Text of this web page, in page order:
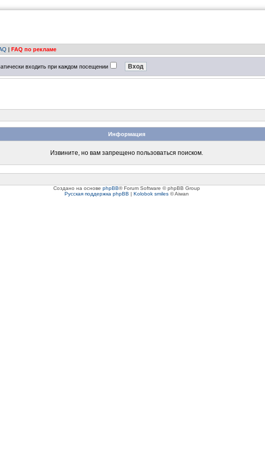
| FAQ по рекламе
входить при каждом посещении
Информация
Извините, но вам запрещено пользоваться поиском.
Создано на основе phpBB® Forum Software © phpBB Group
Русская поддержка phpBB | Kolobok smiles© Aiwan